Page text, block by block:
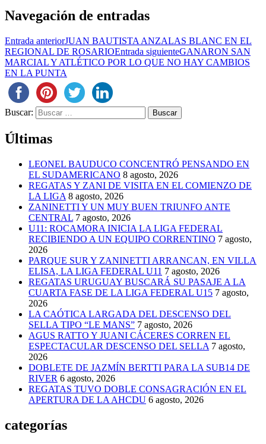
Navegación de entradas
Entrada anteriorJUAN BAUTISTA ANZALAS BLANC EN EL
REGIONAL DE ROSARIOEntrada siguienteGANARON SAN
MARCIAL Y ATLÉTICO POR LO QUE NO HAY CAMBIOS
EN LA PUNTA
Buscar:
Últimas
LEONEL BAUDUCO CONCENTRÓ PENSANDO EN
EL SUDAMERICANO 8 agosto, 2026
REGATAS Y ZANI DE VISITA EN EL COMIENZO DE
LA LIGA 8 agosto, 2026
ZANINETTI Y UN MUY BUEN TRIUNFO ANTE
CENTRAL 7 agosto, 2026
U11: ROCAMORA INICIA LA LIGA FEDERAL
RECIBIENDO A UN EQUIPO CORRENTINO 7 agosto,
2026
PARQUE SUR Y ZANINETTI ARRANCAN, EN VILLA
ELISA, LA LIGA FEDERAL U11 7 agosto, 2026
REGATAS URUGUAY BUSCARÁ SU PASAJE A LA
CUARTA FASE DE LA LIGA FEDERAL U15 7 agosto,
2026
LA CAÓTICA LARGADA DEL DESCENSO DEL
SELLA TIPO “LE MANS” 7 agosto, 2026
AGUS RATTO Y JUANI CÁCERES CORREN EL
ESPECTACULAR DESCENSO DEL SELLA 7 agosto,
2026
DOBLETE DE JAZMÍN BERTTI PARA LA SUB14 DE
RIVER 6 agosto, 2026
REGATAS TUVO DOBLE CONSAGRACIÓN EN EL
APERTURA DE LA AHCDU 6 agosto, 2026
categorías